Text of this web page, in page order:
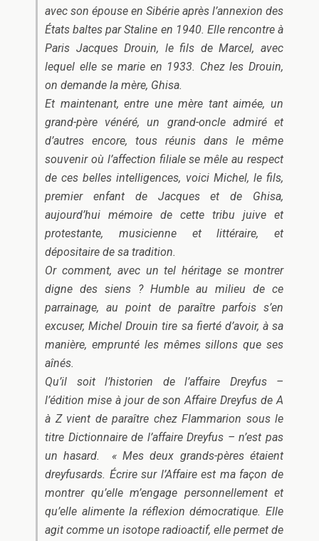
avec son épouse en Sibérie après l’annexion des
États baltes par Staline en 1940. Elle rencontre à
Paris Jacques Drouin, le fils de Marcel, avec
lequel elle se marie en 1933. Chez les Drouin,
on demande la mère, Ghisa.
Et maintenant, entre une mère tant aimée, un
grand-père vénéré, un grand-oncle admiré et
d’autres encore, tous réunis dans le même
souvenir où l’affection filiale se mêle au respect
de ces belles intelligences, voici Michel, le fils,
premier enfant de Jacques et de Ghisa,
aujourd’hui mémoire de cette tribu juive et
protestante, musicienne et littéraire, et
dépositaire de sa tradition.
Or comment, avec un tel héritage se montrer
digne des siens ? Humble au milieu de ce
parrainage, au point de paraître parfois s’en
excuser, Michel Drouin tire sa fierté d’avoir, à sa
manière, emprunté les mêmes sillons que ses
aînés.
Qu’il soit l’historien de l’affaire Dreyfus –
l’édition mise à jour de sonAffaire Dreyfus de A
à Zvient de paraître chez Flammarion sous le
titre Dictionnaire de l’affaire Dreyfus – n’est pas
un hasard. « Mes deux grands-pères étaient
dreyfusards. Écrire sur l’Affaire est ma façon de
montrer qu’elle m’engage personnellement et
qu’elle alimente la réflexion démocratique. Elle
agit comme un isotope radioactif, elle permet de